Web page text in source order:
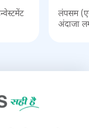
लंपसम
अंदाजा